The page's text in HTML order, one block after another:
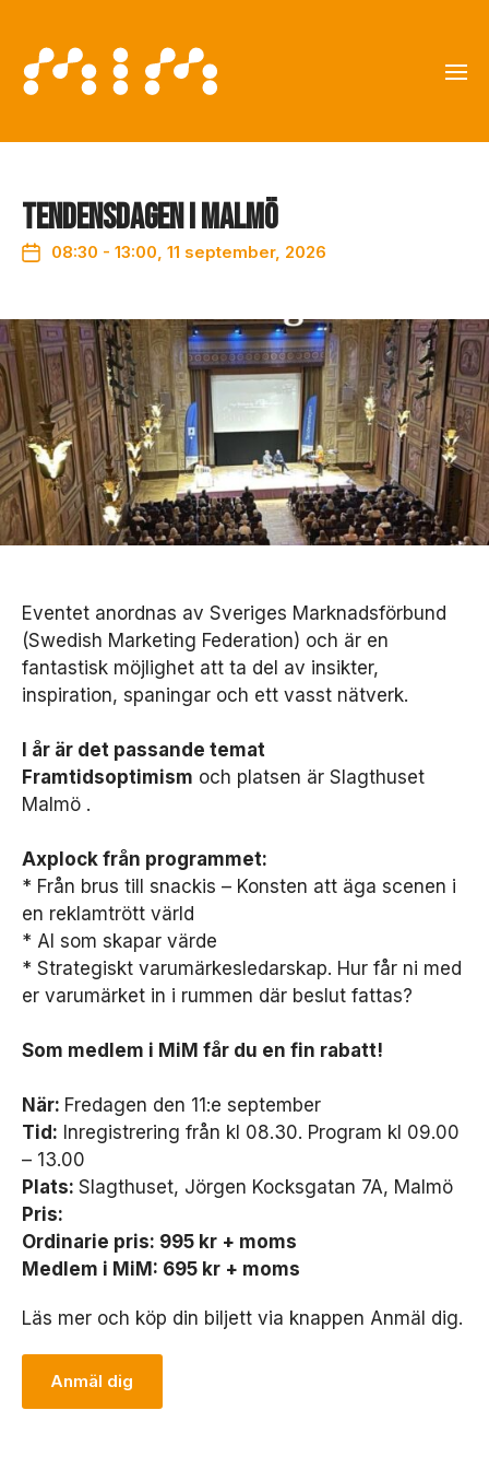
Tendensdagen i Malmö
08:30 - 13:00, 11 september, 2026
Eventet anordnas av Sveriges Marknadsförbund
(Swedish Marketing Federation) och är en
fantastisk möjlighet att ta del av insikter,
inspiration, spaningar och ett vasst nätverk.
I år är det passande temat
Framtidsoptimism och platsen är Slagthuset
Malmö .
Axplock från programmet:
* Från brus till snackis – Konsten att äga scenen i
en reklamtrött värld
* AI som skapar värde
* Strategiskt varumärkesledarskap. Hur får ni med
er varumärket in i rummen där beslut fattas?
Som medlem i MiM får du en fin rabatt!
När: Fredagen den 11:e september
Tid: Inregistrering från kl 08.30. Program kl 09.00
– 13.00
Plats: Slagthuset, Jörgen Kocksgatan 7A, Malmö
Pris:
Ordinarie pris: 995 kr + moms
Medlem i MiM: 695 kr + moms
Läs mer och köp din biljett via knappen Anmäl dig.
Anmäl dig